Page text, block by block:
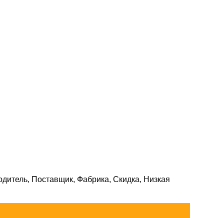
Поставщик, Фабрика, Скидка, Низкая